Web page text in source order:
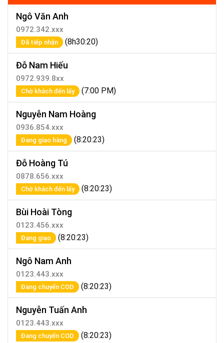
Ngô Văn Anh
0972.342.xxx
Đã tiếp nhận (8h30:20)
Đỗ Nam Hiếu
0972.939.8xx
Chờ khách đến lấy (7:00 PM)
Nguyễn Nam Hoàng
0936.854.xxx
Đang giao hàng (8:20:23)
Đỗ Hoàng Tú
0878.656.xxx
Chờ khách đến lấy (8:20:23)
Bùi Hoài Tòng
0123.456.xxx
Đang giao (8:20:23)
Ngô Nam Anh
0123.443.xxx
Đang chuyển COD (8:20:23)
Nguyễn Tuấn Anh
0123.443.xxx
Đang chuyển COD (8:20:23)